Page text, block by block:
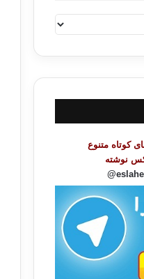
کوتاه متنوع
نوشته
eslahe@